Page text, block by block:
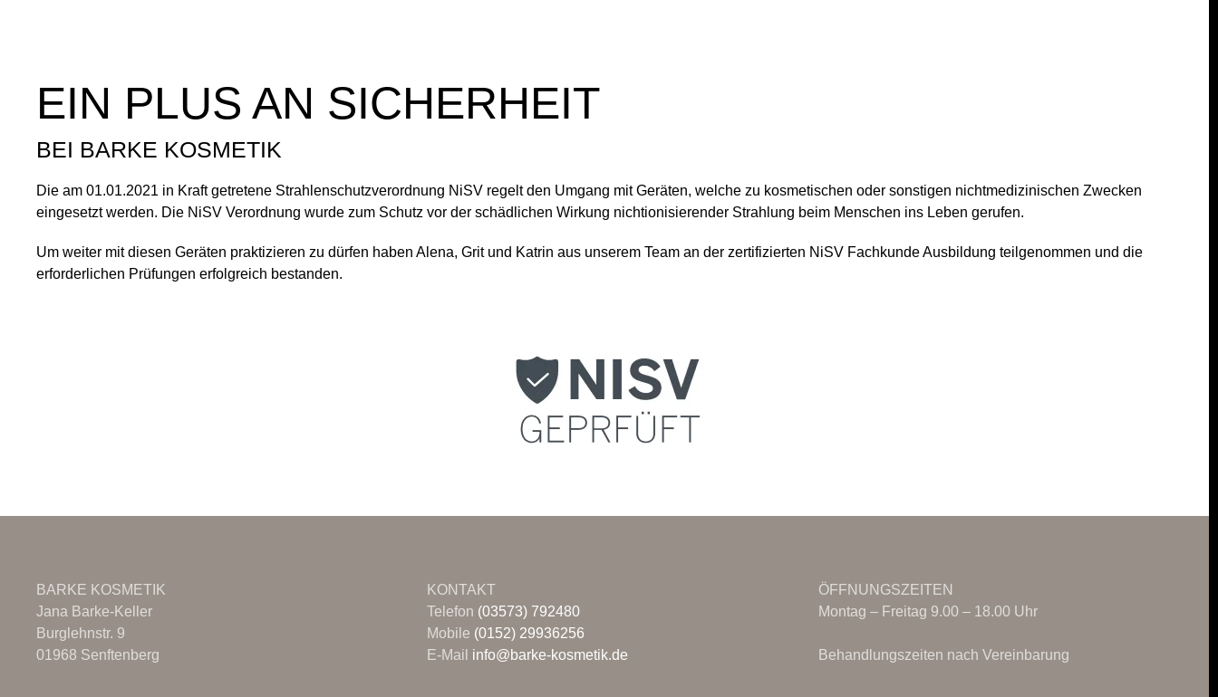
EIN PLUS AN SICHERHEIT
BEI BARKE KOSMETIK
Die am 01.01.2021 in Kraft getretene Strahlenschutzverordnung NiSV regelt den Umgang mit Geräten, welche zu kosmetischen oder sonstigen nichtmedizinischen Zwecken
eingesetzt werden. Die NiSV Verordnung wurde zum Schutz vor der schädlichen Wirkung nichtionisierender Strahlung beim Menschen ins Leben gerufen.
Um weiter mit diesen Geräten praktizieren zu dürfen haben Alena, Grit und Katrin aus unserem Team an der zertifizierten NiSV Fachkunde Ausbildung teilgenommen und die
erforderlichen Prüfungen erfolgreich bestanden.
BARKE KOSMETIK
Jana Barke-Keller
Burglehnstr. 9
01968 Senftenberg
KONTAKT
Telefon (03573) 792480
Mobile (0152) 29936256
E-Mail info@barke-kosmetik.de
ÖFFNUNGSZEITEN
Montag – Freitag 9.00 – 18.00 Uhr
Behandlungszeiten nach Vereinbarung